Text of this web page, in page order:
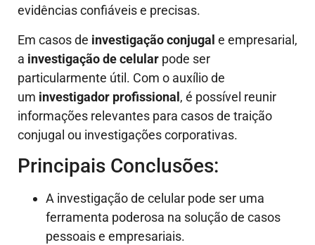
evidências confiáveis e precisas.
Em casos de investigação conjugal e empresarial,
a investigação de celular pode ser
particularmente útil. Com o auxílio de
um investigador profissional, é possível reunir
informações relevantes para casos de traição
conjugal ou investigações corporativas.
Principais Conclusões:
A investigação de celular pode ser uma
ferramenta poderosa na solução de casos
pessoais e empresariais.